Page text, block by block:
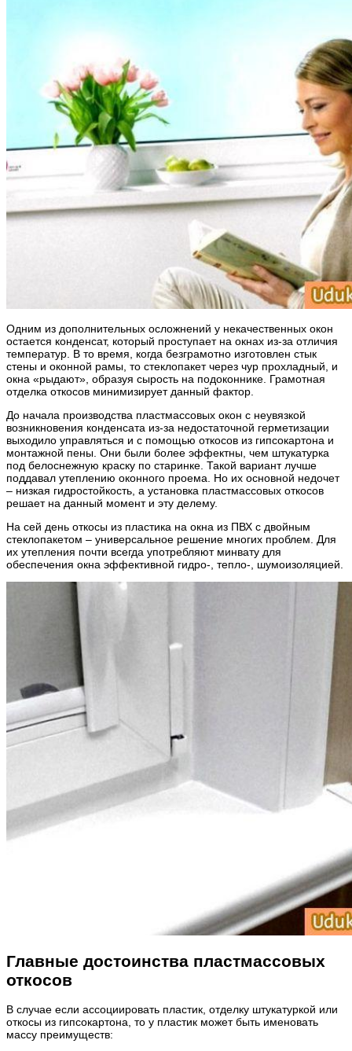
Одним из дополнительных осложнений у некачественных окон
остается конденсат, который проступает на окнах из-за отличия
температур. В то время, когда безграмотно изготовлен стык
стены и оконной рамы, то стеклопакет через чур прохладный, и
окна «рыдают», образуя сырость на подоконнике. Грамотная
отделка откосов минимизирует данный фактор.
До начала производства пластмассовых окон с неувязкой
возникновения конденсата из-за недостаточной герметизации
выходило управляться и с помощью откосов из гипсокартона и
монтажной пены. Они были более эффектны, чем штукатурка
под белоснежную краску по старинке. Такой вариант лучше
поддавал утеплению оконного проема. Но их основной недочет
– низкая гидростойкость, а установка пластмассовых откосов
решает на данный момент и эту делему.
На сей день откосы из пластика на окна из ПВХ с двойным
стеклопакетом – универсальное решение многих проблем. Для
их утепления почти всегда употребляют минвату для
обеспечения окна эффективной гидро-, тепло-, шумоизоляцией.
Главные достоинства пластмассовых
откосов
В случае если ассоциировать пластик, отделку штукатуркой или
откосы из гипсокартона, то у пластик может быть именовать
массу преимуществ: